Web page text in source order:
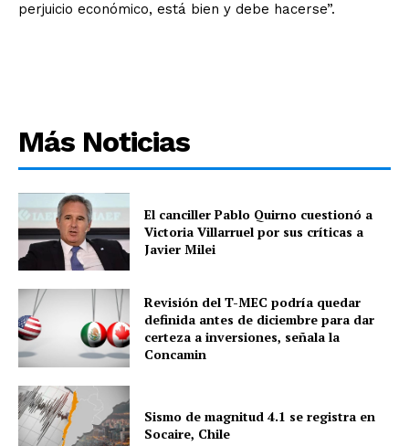
perjuicio económico, está bien y debe hacerse”.
Más Noticias
El canciller Pablo Quirno cuestionó a
Victoria Villarruel por sus críticas a
Javier Milei
Revisión del T-MEC podría quedar
definida antes de diciembre para dar
certeza a inversiones, señala la
Concamin
Sismo de magnitud 4.1 se registra en
Socaire, Chile